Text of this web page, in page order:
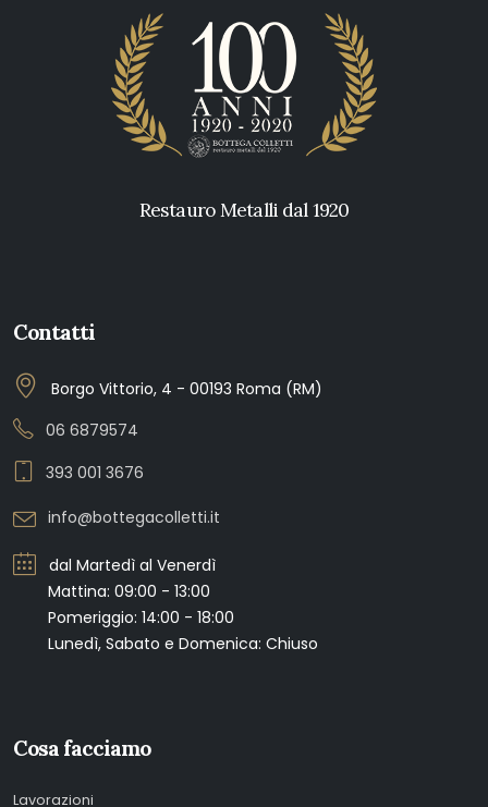
Restauro Metalli dal 1920
Contatti
Borgo Vittorio, 4 - 00193 Roma (RM)
06 6879574
393 001 3676
info@bottegacolletti.it
dal Martedì al Venerdì
Mattina: 09:00 - 13:00
Pomeriggio: 14:00 - 18:00
Lunedì, Sabato e Domenica: Chiuso
Cosa facciamo
Lavorazioni